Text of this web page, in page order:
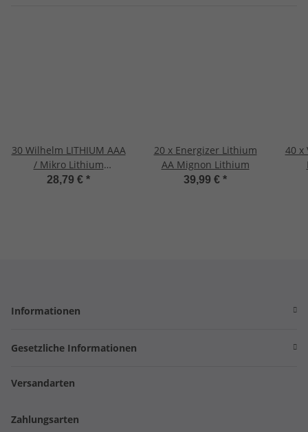
30 Wilhelm LITHIUM AAA
/ Mikro Lithium
Batterien im Shrink
28,79 € *
20 x Energizer Lithium
AA Mignon Lithium
39,99 € *
40 x
Informationen
Gesetzliche Informationen
Versandarten
Zahlungsarten